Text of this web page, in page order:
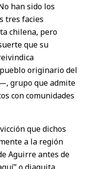
han sido los
tres facies
chilena, pero
que su
originario del
grupo que admite
con comunidades
que dichos
a la región
Aguirre antes de